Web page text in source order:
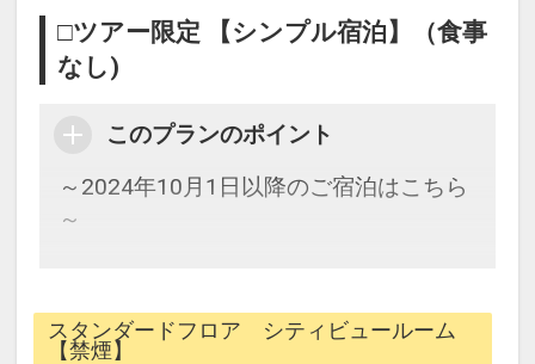
□ツアー限定 【シンプル宿泊】（食事
なし)
このプランのポイント
～2024年10月1日以降のご宿泊はこちら
～
パークに一番近い、オフィシャルホテ
スタンダードフロア シティビュールーム
【禁煙】